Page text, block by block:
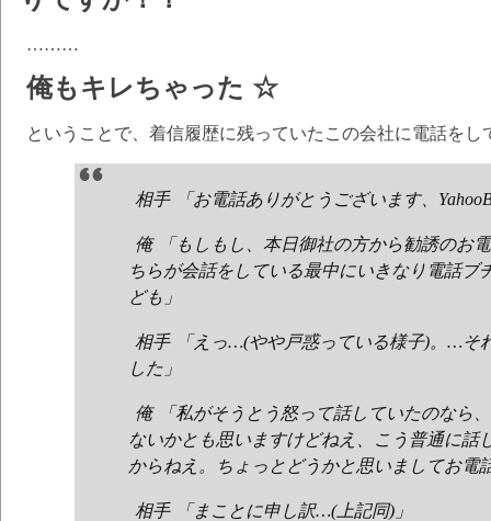
………
俺もキレちゃった ☆
ということで、着信履歴に残っていたこの会社に電話を
相手 「お電話ありがとうございます、
俺 「もしもし、本日御社の方から勧誘のお
ちらが会話をしている最中にいきなり電話ブ
ども」
相手 「えっ…(やや戸惑っている様子)。…そ
した」
俺 「私がそうとう怒って話していたのなら
ないかとも思いますけどねえ、こう普通に話
からねえ。ちょっとどうかと思いましてお電
相手 「まことに申し訳…(上記同)」